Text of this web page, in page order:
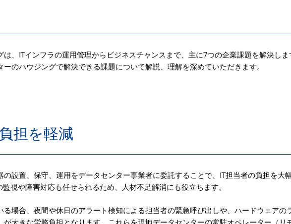
は、ITインフラの運用管理からビジネスチャンスまで、主に7つの企業課題を解決しま
のハウジングで解決できる課題について解説、理解を深めていただきます。
担を軽減
の設置、保守、運用をデータセンター事業者に委託することで、IT担当者の負担を大
視や障害対応も任せられるため、人材不足解消にも役立ちます。
る場合、夜間や休日のアラート検知による担当者の緊急呼び出しや、ハードウェアの